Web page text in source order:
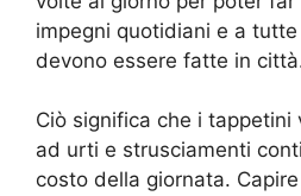
impegni quotidiani e a
devono essere fatte in
Ciò significa che i tappetini
ad urti e strusciamenti
costo della giornata.